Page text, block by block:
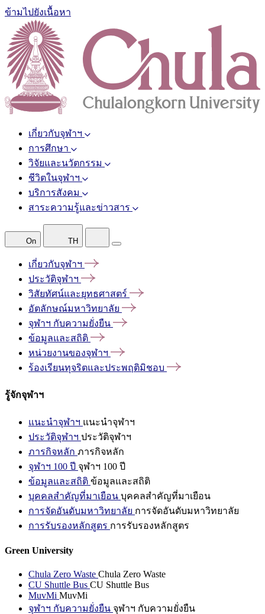
ข้ามไปยังเนื้อหา
เกี่ยวกับจุฬาฯ
การศึกษา
วิจัยและนวัตกรรม
ชีวิตในจุฬาฯ
บริการสังคม
สาระความรู้และข่าวสาร
On TH
เกี่ยวกับจุฬาฯ
ประวัติจุฬาฯ
วิสัยทัศน์และยุทธศาสตร์
อัตลักษณ์มหาวิทยาลัย
จุฬาฯ กับความยั่งยืน
ข้อมูลและสถิติ
หน่วยงานของจุฬาฯ
ร้องเรียนทุจริตและประพฤติมิชอบ
รู้จักจุฬาฯ
แนะนำจุฬาฯ แนะนำจุฬาฯ
ประวัติจุฬาฯ ประวัติจุฬาฯ
ภารกิจหลัก ภารกิจหลัก
จุฬาฯ 100 ปี จุฬาฯ 100 ปี
ข้อมูลและสถิติ ข้อมูลและสถิติ
บุคคลสำคัญที่มาเยือน บุคคลสำคัญที่มาเยือน
การจัดอันดับมหาวิทยาลัย การจัดอันดับมหาวิทยาลัย
การรับรองหลักสูตร การรับรองหลักสูตร
Green University
Chula Zero Waste Chula Zero Waste
CU Shuttle Bus CU Shuttle Bus
MuvMi MuvMi
จุฬาฯ กับความยั่งยืน จุฬาฯ กับความยั่งยืน